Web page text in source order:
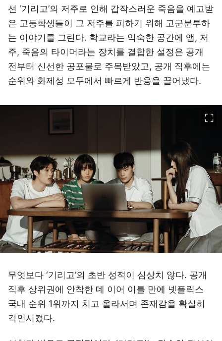
션 ‘기리고’의 저주로 인해 갑작스러운 죽음을 예고받
은 고등학생들이 그 저주를 피하기 위해 고군분투하
는 이야기를 그린다. 학교라는 익숙한 공간에 앱, 저
주, 죽음의 타이머라는 장치를 결합한 설정은 공개
전부터 신선한 공포물로 주목받았고, 공개 직후에는
순위와 화제성 모두에서 빠르게 반응을 끌어냈다.
무엇보다 ‘기리고’의 초반 성적이 심상치 않다. 공개
직후 상위권에 안착한 데 이어 이틀 만에 넷플릭스
국내 순위 1위까지 치고 올라서며 존재감을 확실히
각인시켰다.